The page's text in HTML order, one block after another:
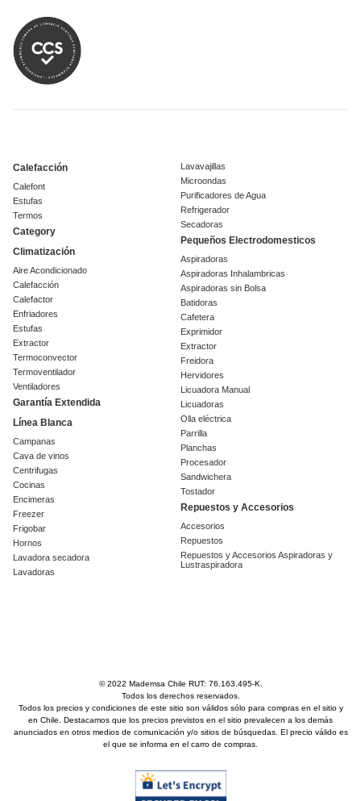
Calefacción
Calefont
Estufas
Termos
Category
Climatización
Aire Acondicionado
Calefacción
Calefactor
Enfriadores
Estufas
Extractor
Termoconvector
Termoventilador
Ventiladores
Garantía Extendida
Línea Blanca
Campanas
Cava de vinos
Centrifugas
Cocinas
Encimeras
Freezer
Frigobar
Hornos
Lavadora secadora
Lavadoras
Lavavajillas
Microondas
Purificadores de Agua
Refrigerador
Secadoras
Pequeños Electrodomesticos
Aspiradoras
Aspiradoras Inhalambricas
Aspiradoras sin Bolsa
Batidoras
Cafetera
Exprimidor
Extractor
Freidora
Hervidores
Licuadora Manual
Licuadoras
Olla eléctrica
Parrilla
Planchas
Procesador
Sandwichera
Tostador
Repuestos y Accesorios
Accesorios
Repuestos
Repuestos y Accesorios Aspiradoras y
Lustraspiradora
© 2022 Mademsa Chile RUT: 76.163.495-K.
Todos los derechos reservados.
Todos los precios y condiciones de este sitio son válidos sólo para compras en el sitio y
en Chile. Destacamos que los precios previstos en el sitio prevalecen a los demás
anunciados en otros medios de comunicación y/o sitios de búsquedas. El precio válido es
el que se informa en el carro de compras.